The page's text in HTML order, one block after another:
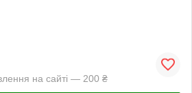
на сайті — 200 ₴